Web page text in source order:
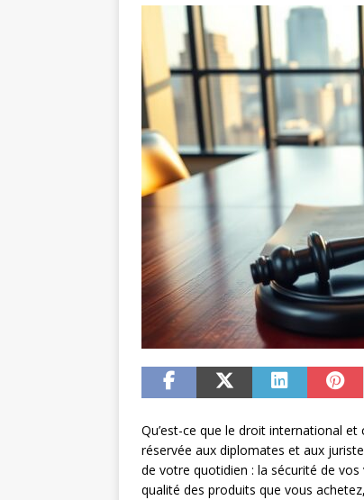
Qu’est-ce que le droit international
réservée aux diplomates et aux
de votre quotidien : la sécurité de
qualité des produits que vous